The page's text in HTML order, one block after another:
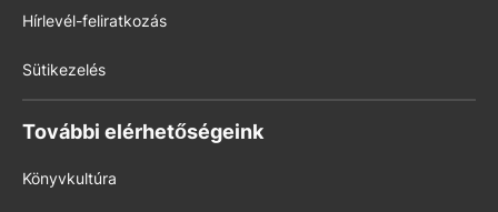
Hírlevél-feliratkozás
Sütikezelés
További elérhetőségeink
Könyvkultúra